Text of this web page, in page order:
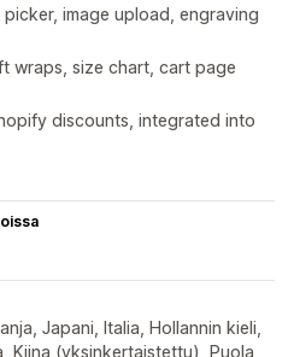
image upload, engraving
wraps, size chart, cart page
discounts, integrated into
Japani, Italia, Hollannin kieli,
Kiina (yksinkertaistettu), Puola,